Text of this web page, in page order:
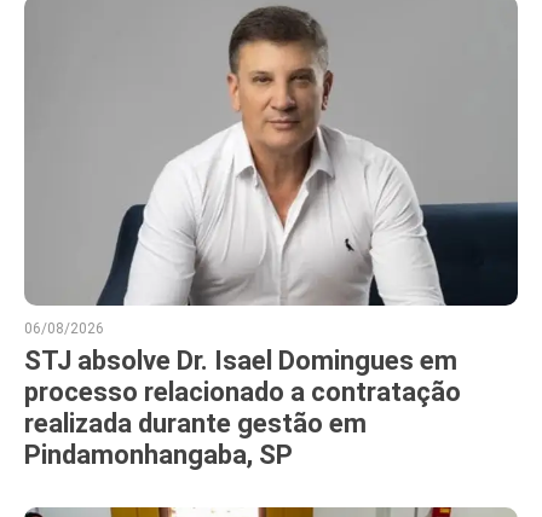
06/08/2026
STJ absolve Dr. Isael Domingues em
processo relacionado a contratação
realizada durante gestão em
Pindamonhangaba, SP